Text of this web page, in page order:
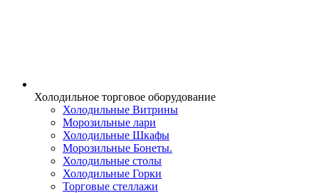
Холодильное торговое оборудование
Холодильные Витрины
Морозильные лари
Холодильные Шкафы
Морозильные Бонеты.
Холодильные столы
Холодильные Горки
Торговые стеллажи